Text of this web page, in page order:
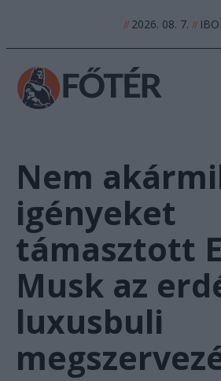
//2026. 08. 7. //
Nem
igényeket
támasztott
Musk az
luxusbuli